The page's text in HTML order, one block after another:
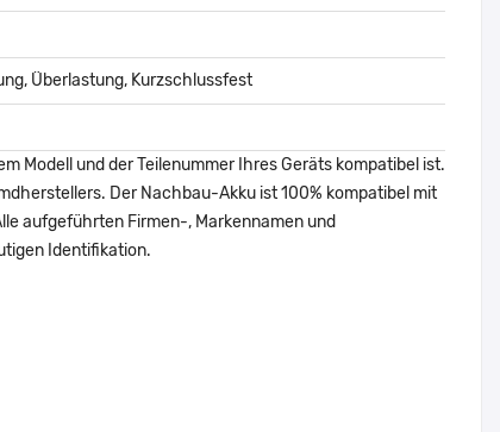
Überlastung, Kurzschlussfest
Modell und der Teilenummer Ihres Geräts kompatibel ist.
Der Nachbau-Akku ist 100% kompatibel mit
aufgeführten Firmen-, Markennamen und
Identifikation.